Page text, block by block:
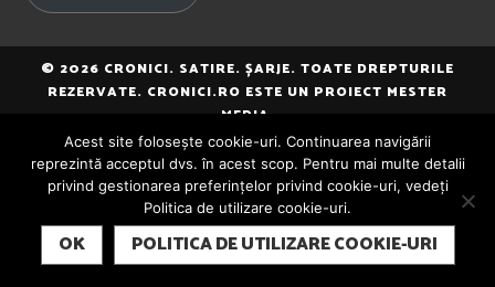
© 2026 CRONICI. SATIRE. ȘARJE. TOATE DREPTURILE
REZERVATE. CRONICI.RO ESTE UN PROIECT MESTER
MEDIA.
SUBSCRIBE
Acest site folosește cookie-uri. Continuarea navigării
reprezintă acceptul dvs. în acest scop. Pentru mai multe detalii
privind gestionarea preferințelor privind cookie-uri, vedeți
Politica de utilizare cookie-uri.
OK POLITICA DE UTILIZARE COOKIE-URI